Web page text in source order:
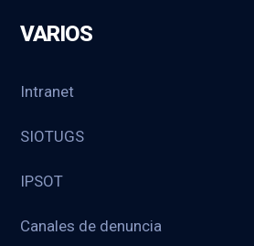
VARIOS
Intranet
SIOTUGS
IPSOT
Canales de denuncia